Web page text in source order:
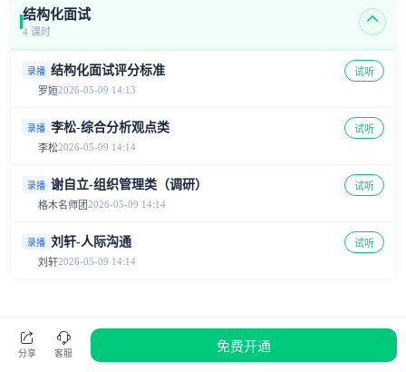
结构化面试
4 课时
录播 结构化面试评分标准
试听
罗姮2026-05-09 14:13
录播 李松-综合分析观点类
试听
李松2026-05-09 14:14
录播 谢自立-组织管理类（调研）
试听
格木名师团2026-05-09 14:14
录播 刘轩-人际沟通
试听
刘轩2026-05-09 14:14
分享 客服 免费开通